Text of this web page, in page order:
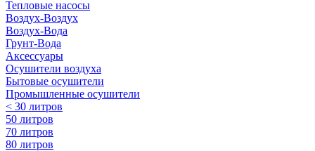
Тепловые насосы
Воздух-Воздух
Воздух-Вода
Грунт-Вода
Аксессуары
Осушители воздуха
Бытовые осушители
Промышленные осушители
< 30 литров
50 литров
70 литров
80 литров